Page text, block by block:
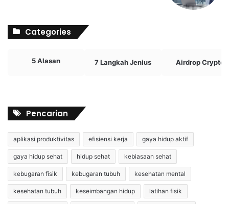
Categories
5 Alasan 7 Langkah Jenius Airdrop Crypto
Pencarian
aplikasi produktivitas efisiensi kerja gaya hidup aktif
gaya hidup sehat hidup sehat kebiasaan sehat
kebugaran fisik kebugaran tubuh kesehatan mental
kesehatan tubuh keseimbangan hidup latihan fisik